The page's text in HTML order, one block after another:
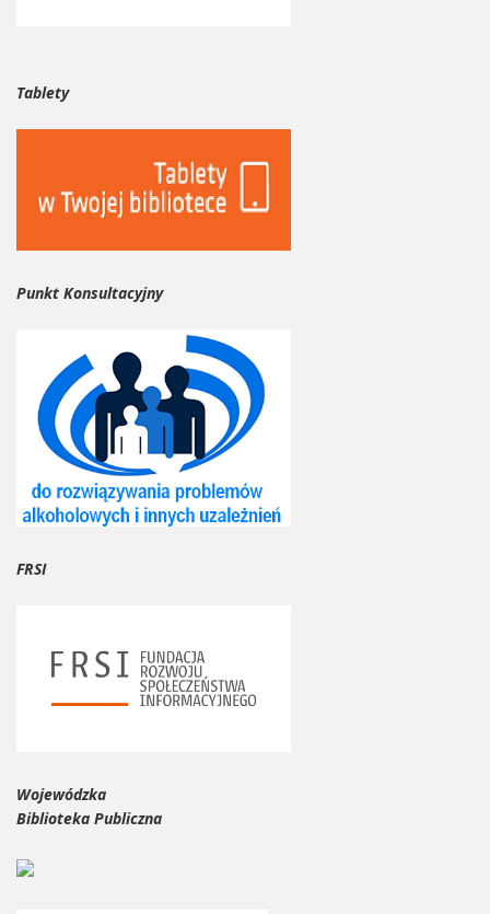
Tablety
Punkt Konsultacyjny
FRSI
Wojewódzka
Biblioteka Publiczna